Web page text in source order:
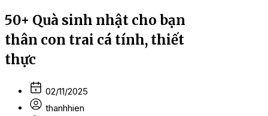
50+ Quà sinh nhật cho bạn
thân con trai cá tính, thiết
thực
02/11/2025
thanhhien